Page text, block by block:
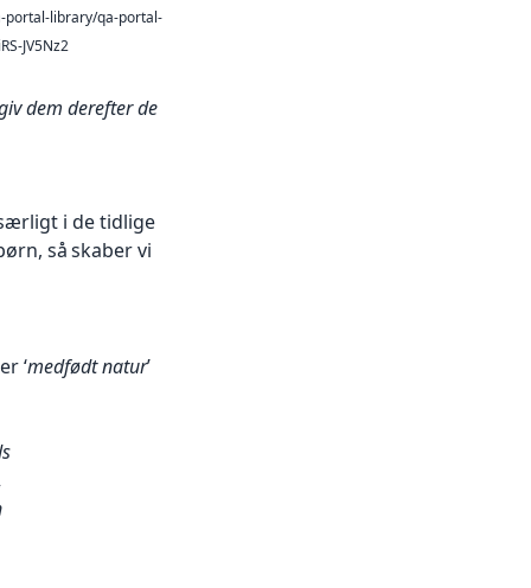
portal-library/qa-portal-
JV5Nz2
dem derefter de
i detidlige
såskaber vi
‘medfødt natur’